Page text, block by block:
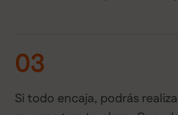
03
Si todo encaja, podrás